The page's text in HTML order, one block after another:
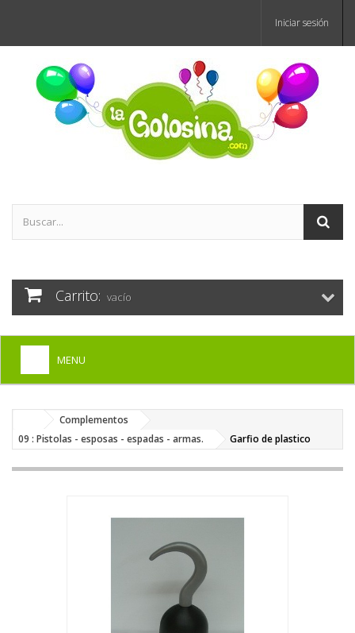
Iniciar sesión
Carrito: vacío
MENU
DISFRACES PARA ADULTOS
+
Complementos
09 : Pistolas - esposas - espadas - armas.
Garfio de plastico